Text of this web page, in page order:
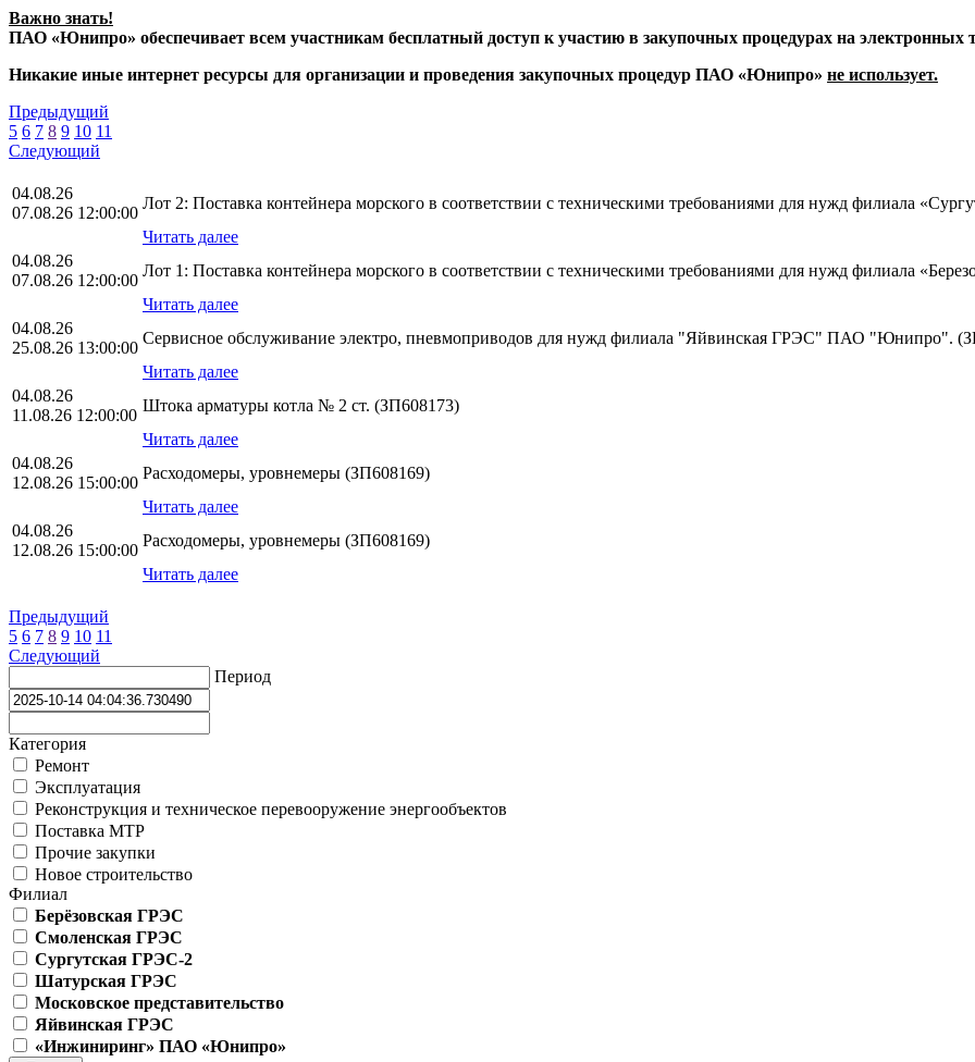
Важно знать!
ПАО «Юнипро» обеспечивает всем участникам бесплатный доступ к участию в закупочных процедурах на электронных
Никакие иные интернет ресурсы для организации и проведения закупочных процедур ПАО «Юнипро» не использует.
Предыдущий
5 6 7 8 9 10 11
Следующий
04.08.26
07.08.26 12:00:00
Лот 2: Поставка контейнера морского в соответствии с техническими требованиями для нужд филиала
Читать далее
04.08.26
07.08.26 12:00:00
Лот 1: Поставка контейнера морского в соответствии с техническими требованиями для нужд филиала
Читать далее
04.08.26
25.08.26 13:00:00
Сервисное обслуживание электро, пневмоприводов для нужд филиала "Яйвинская ГРЭС" ПАО "Юнипро".
Читать далее
04.08.26
11.08.26 12:00:00
Штока арматуры котла № 2 ст. (ЗП608173)
Читать далее
04.08.26
12.08.26 15:00:00
Расходомеры, уровнемеры (ЗП608169)
Читать далее
04.08.26
12.08.26 15:00:00
Расходомеры, уровнемеры (ЗП608169)
Читать далее
Предыдущий
5 6 7 8 9 10 11
Следующий
Период
Категория
Ремонт
Эксплуатация
Реконструкция и техническое перевооружение энергообъектов
Поставка МТР
Прочие закупки
Новое строительство
Филиал
Берёзовская ГРЭС
Смоленская ГРЭС
Сургутская ГРЭС-2
Шатурская ГРЭС
Московское представительство
Яйвинская ГРЭС
«Инжиниринг» ПАО «Юнипро»